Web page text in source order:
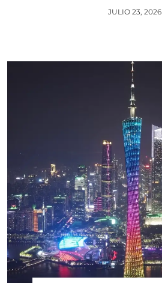
JULIO 23, 2026